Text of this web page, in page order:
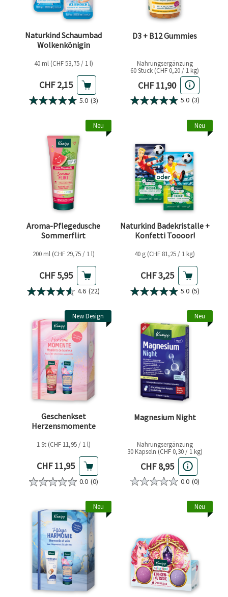
Naturkind Schaumbad
Wolkenkönigin
40 ml (CHF 53,75 / 1 l)
Aktueller Preis
CHF 2,15
5.0 (3)
D3 + B12 Gummies
Nahrungsergänzung
60 Stück (CHF 0,20 / 1 kg)
Aktueller Preis
CHF 11,90
5.0 (3)
Neu
Aroma-Pflegedusche
Sommerflirt
200 ml (CHF 29,75 / 1 l)
Aktueller Preis
CHF 5,95
4.6 (22)
Neu
Naturkind Badekristalle +
Konfetti Toooor!
40 g (CHF 81,25 / 1 kg)
Aktueller Preis
CHF 3,25
5.0 (5)
New Design
Geschenkset
Herzensmomente
1 St (CHF 11,95 / 1 l)
Aktueller Preis
CHF 11,95
0.0 (0)
Neu
Magnesium Night
Nahrungsergänzung
30 Kapseln (CHF 0,30 / 1 kg)
Aktueller Preis
CHF 8,95
0.0 (0)
Neu Neu